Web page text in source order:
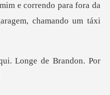
e correndo para fora da
ui. Longe de Brandon. Por